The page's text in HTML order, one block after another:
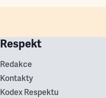
Respekt
Redakce
Kontakty
Kodex Respektu